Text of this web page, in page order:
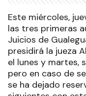
Este miércoles,
las tres primeras
Juicios de
presidirá la jueza
el lunes y martes,
pero en caso de
se ha dejado